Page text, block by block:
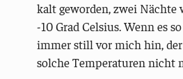
kalt geworden, zwei Nächte
-10 Grad Celsius. Wenn es
immer still vor mich hin,
solche Temperaturen nicht